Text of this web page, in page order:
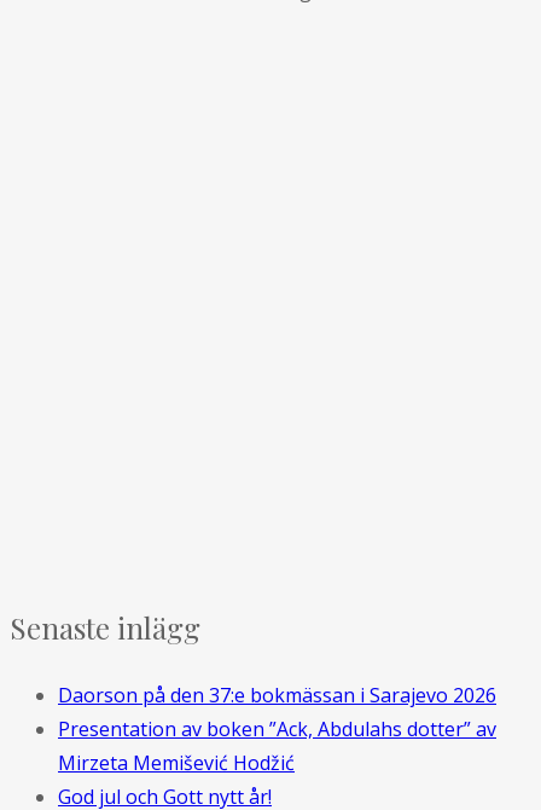
Senaste inlägg
Daorson på den 37:e bokmässan i Sarajevo 2026
Presentation av boken ”Ack, Abdulahs dotter” av
Mirzeta Memišević Hodžić
God jul och Gott nytt år!